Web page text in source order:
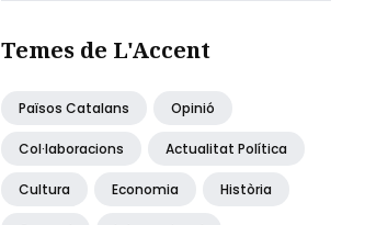
Temes de L'Accent
Països Catalans Opinió
Col·laboracions Actualitat Política
Cultura Economia Història